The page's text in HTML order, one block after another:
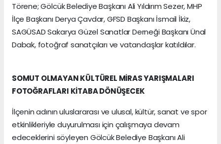
Törene; Gölcük Belediye Başkanı Ali Yıldırım Sezer, MHP
İlçe Başkanı Derya Çavdar, GFSD Başkanı İsmail İkiz,
SAGÜSAD Sakarya Güzel Sanatlar Derneği Başkanı Ünal
Dabak, fotoğraf sanatçıları ve vatandaşlar katıldılar.
SOMUT OLMAYAN KÜLTÜREL MİRAS YARIŞMALARI
FOTOĞRAFLARI KİTABA DÖNÜŞECEK
İlçenin adının uluslararası ve ulusal, kültür, sanat ve spor
etkinlikleriyle duyurulması için çalışmaya devam
edeceklerini söyleyen Gölcük Belediye Başkanı Ali